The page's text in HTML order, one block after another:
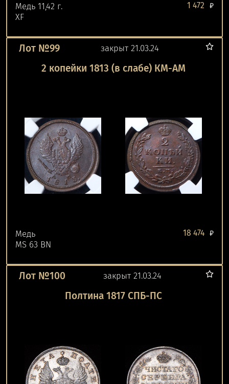
Медь 11,42 г.
XF
1 472 ₽
Лот №99 закрыт 21.03.24
2 копейки 1813 (в слабе) КМ-АМ
Медь
MS 63 BN
18 474 ₽
Лот №100 закрыт 21.03.24
Полтина 1817 СПБ-ПС